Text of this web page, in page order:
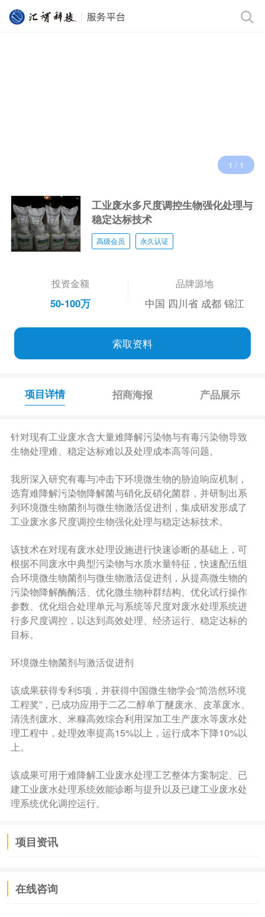
1 / 1
工业废水多尺度调控生物强化处理与
稳定达标技术
高级会员 永久认证
投资金额
50-100万
品牌源地
中国 四川省 成都 锦江
索取资料
项目详情 招商海报 产品展示
针对现有工业废水含大量难降解污染物与有毒污染物导致
生物处理难、稳定达标难以及处理成本高等问题。
我所深入研究有毒与冲击下环境微生物的胁迫响应机制，
选育难降解污染物降解菌与硝化反硝化菌群，并研制出系
列环境微生物菌剂与微生物激活促进剂，集成研发形成了
工业废水多尺度调控生物强化处理与稳定达标技术。
该技术在对现有废水处理设施进行快速诊断的基础上，可
根据不同废水中典型污染物与水质水量特征，快速配伍组
合环境微生物菌剂与微生物激活促进剂，从提高微生物的
污染物降解酶酶活、优化微生物种群结构、优化试行操作
参数、优化组合处理单元与系统等尺度对废水处理系统进
行多尺度调控，以达到高效处理、经济运行、稳定达标的
目标。
环境微生物菌剂与激活促进剂
该成果获得专利5项，并获得中国微生物学会“简浩然环境
工程奖”，已成功应用于二乙二醇单丁醚废水、皮革废水、
清洗剂废水、米糠高效综合利用深加工生产废水等废水处
理工程中，处理效率提高15%以上，运行成本下降10%以
上。
该成果可用于难降解工业废水处理工艺整体方案制定、已
建工业废水处理系统效能诊断与提升以及已建工业废水处
理系统优化调控运行。
项目资讯
在线咨询